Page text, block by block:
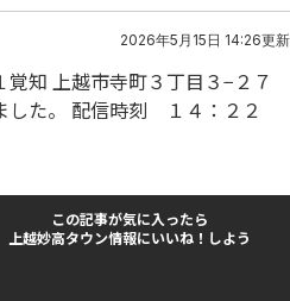
2026年5月15日 14:26更新
知 上越市寺町３丁目３−２７
した。 配信時刻 １４：２２
この記事が気に入ったら
上越妙高タウン情報にいいね！しよう